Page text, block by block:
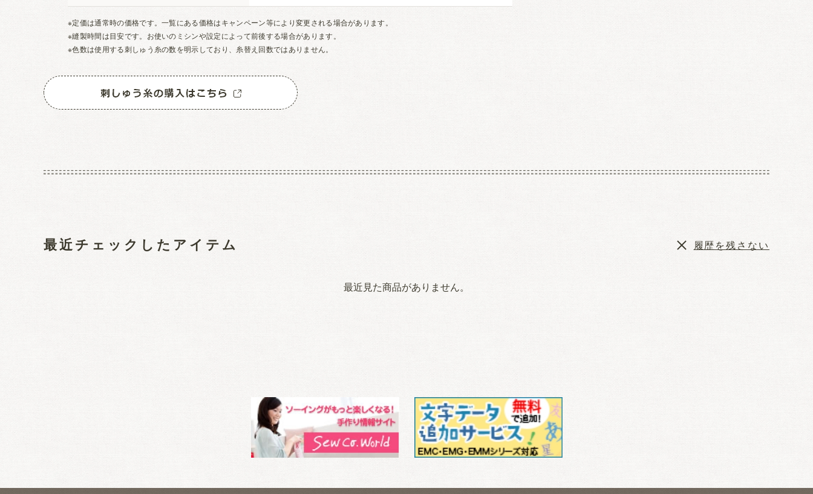
※定価は通常時の価格です。一覧にある価格はキャンペーン等により変更される場合があります。
※縫製時間は目安です。お使いのミシンや設定によって前後する場合があります。
※色数は使用する刺しゅう糸の数を明示しており、糸替え回数ではありません。
最近チェックしたアイテム
最近見た商品がありません。
履歴を残さない